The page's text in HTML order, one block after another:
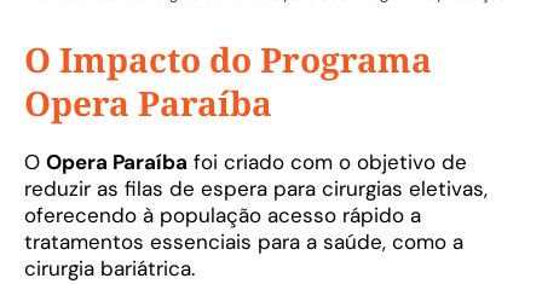
O Impacto do Programa
Opera Paraíba
O Opera Paraíba foi criado com o objetivo de
reduzir as filas de espera para cirurgias eletivas,
oferecendo à população acesso rápido a
tratamentos essenciais para a saúde, como a
cirurgia bariátrica.